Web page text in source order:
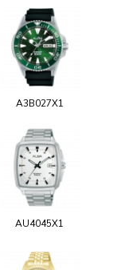
A3B027X1
AU4045X1